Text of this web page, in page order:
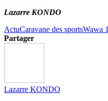
Lazarre KONDO
ActuCaravane des sportsWawa 1
Partager
Lazarre KONDO